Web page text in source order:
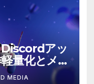
アッ
量化とメン
MEDIA